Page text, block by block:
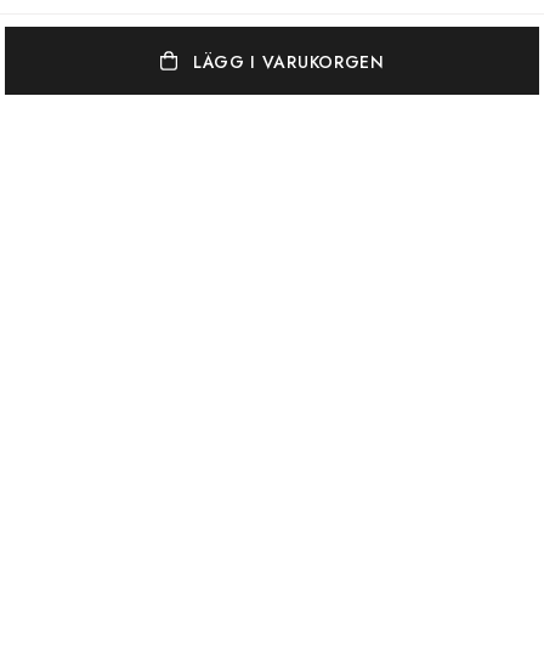
LÄGG I VARUKORGEN